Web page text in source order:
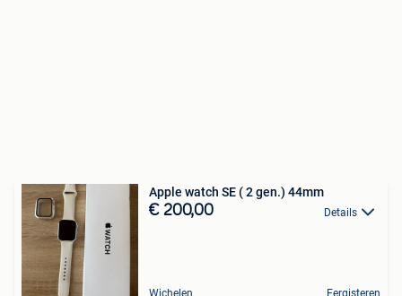
Apple watch SE ( 2 gen.) 44mm
€ 200,00 Details